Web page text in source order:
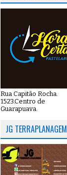
Rua Capitão Rocha.
1523.Centro de
Guarapuava.
JG TERRAPLANAGEM